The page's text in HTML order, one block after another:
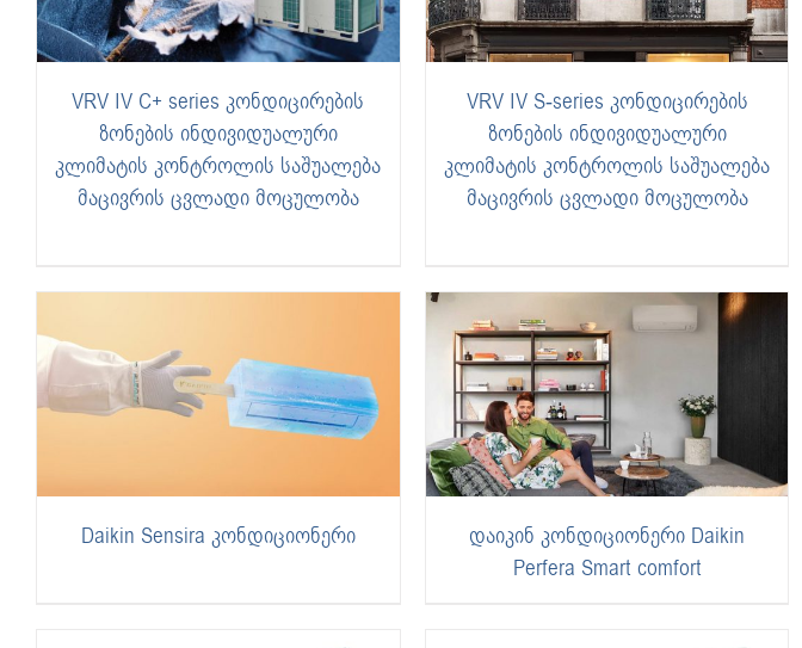
VRV IV C+ series კონდიცირების
ზონების ინდივიდუალური
კლიმატის კონტროლის საშუალება
მაცივრის ცვლადი მოცულობა
VRV IV S-series კონდიცირების
ზონების ინდივიდუალური
კლიმატის კონტროლის საშუალება
მაცივრის ცვლადი მოცულობა
Daikin Sensira კონდიციონერი
დაიკინ კონდიციონერი Daikin
Perfera Smart comfort